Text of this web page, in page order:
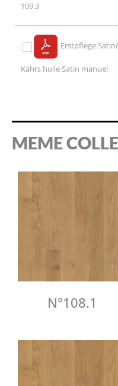
109.3
Erstpflege
Kährs huile Satin manuel
MEME
N°108.1